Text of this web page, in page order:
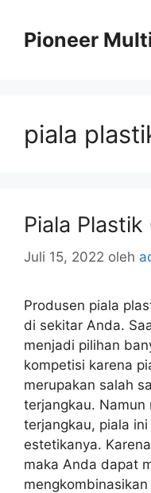
Pioneer
piala
Piala
Juli 15, 2022 oleh
Produsen piala
di sekitar Anda.
menjadi pilihan
kompetisi karena
merupakan salah
terjangkau. Namun
terjangkau, piala
estetikanya.
maka Anda dapat